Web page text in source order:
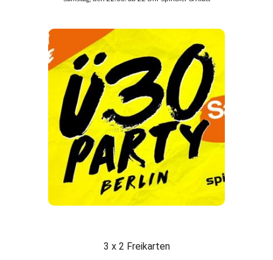
3 x 2 Freikarten